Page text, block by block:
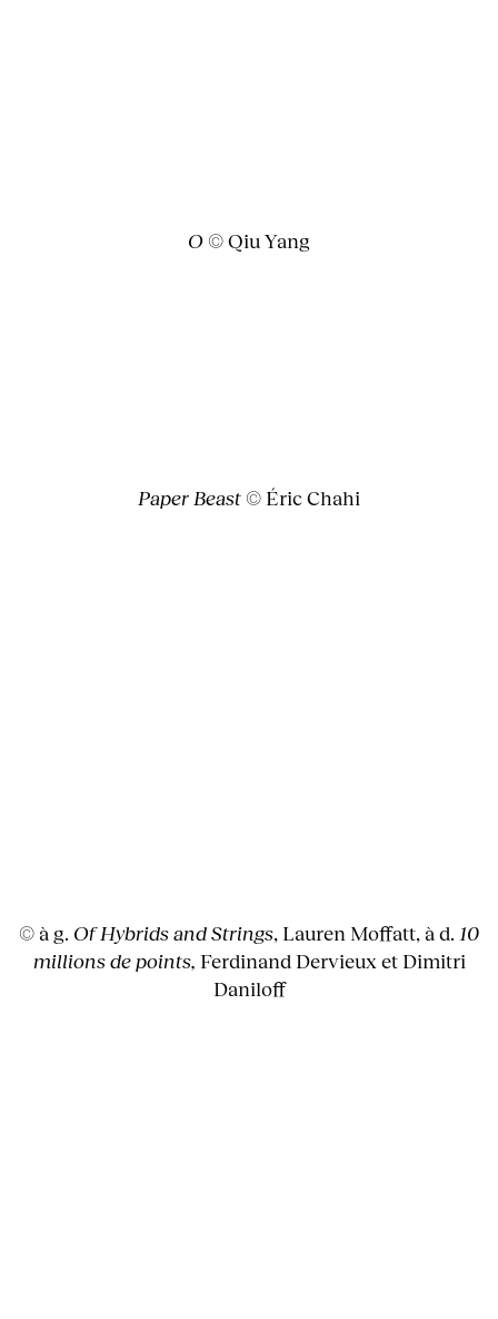
O © Qiu Yang
Paper Beast © Éric Chahi
© à g. Of Hybrids and Strings, Lauren Moffatt, à d. 10
millions de points, Ferdinand Dervieux et Dimitri
Daniloff